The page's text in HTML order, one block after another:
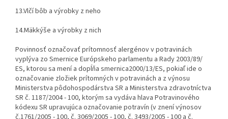
13.Vlčí bôb a výrobky z neho
14.Mäkkýše a výrobky z nich
Povinnosť označovať prítomnosť alergénov v potravinách
vyplýva zo Smernice Európskeho parlamentu a Rady 2003/89/
ES, ktorou sa mení a dopĺňa smernica2000/13/ES, pokiaľ ide o
označovanie zložiek prítomných v potravinách a z výnosu
Ministerstva pôdohospodárstva SR a Ministerstva zdravotníctva
SR č. 1187/2004 - 100, ktorým sa vydáva hlava Potravinového
kódexu SR upravujúca označovanie potravín (v znení výnosov